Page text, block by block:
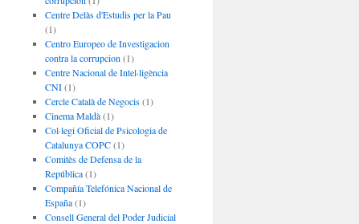
Centre Delàs d'Estudis per la Pau
(1)
Centro Europeo de Investigacion
contra la corrupcion (1)
Centre Nacional de Intel·ligència
CNI(1)
Cercle Català de Negocis(1)
Cinema Maldà(1)
Col·legi Oficial de Psicologia de
Catalunya COPC(1)
Comitès de Defensa de la
República(1)
Compañía Telefónica Nacional de
España(1)
Consell General del Poder Judicial